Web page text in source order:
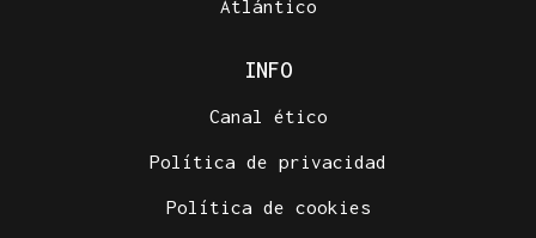
Atlántico
INFO
Canal ético
Política de privacidad
Política de cookies